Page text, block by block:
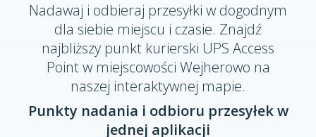
Nadawaj i odbieraj przesyłki w dogodnym
dla siebie miejscu i czasie. Znajdź
najbliższy punkt kurierski UPS Access
Point w miejscowości Wejherowo na
naszej interaktywnej mapie.
Punkty nadania i odbioru przesyłek w
jednej aplikacji